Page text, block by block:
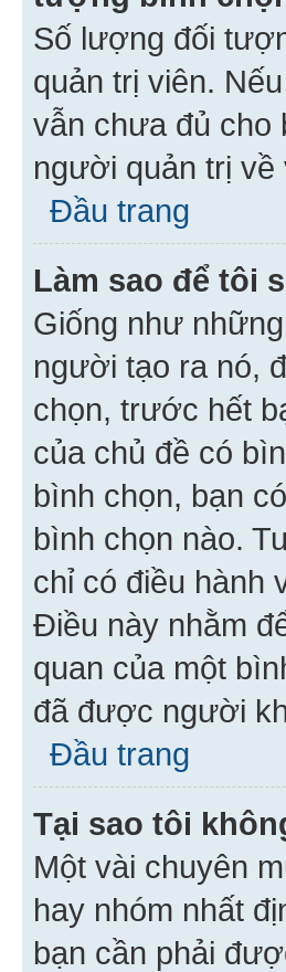
Số lượng đối
quản trị viên.
vẫn chưa đủ cho
người quản trị về
Đầu trang
Làm sao để tôi
Giống như
người tạo ra nó,
chọn, trước hết
của chủ đề có
bình chọn, bạn
bình chọn nào.
chỉ có điều hành
Điều này nhằm
quan của một
đã được người
Đầu trang
Tại sao tôi
Một vài chuyên
hay nhóm nhất
bạn cần phải